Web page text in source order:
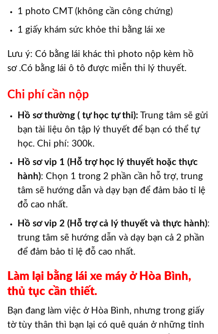
1 photo CMT (không cần công chứng)
1 giấy khám sức khỏe thi bằng lái xe
Lưu ý: Có bằng lái khác thì photo nộp kèm hồ
sơ .Có bằng lái ô tô được miễn thi lý thuyết.
Chi phí cần nộp
Hồ sơ thường ( tự học tự thi): Trung tâm sẽ gửi
bạn tài liệu ôn tập lý thuyết để bạn có thể tự
học. Chi phí: 300k.
Hồ sơ vip 1 (Hỗ trợ học lý thuyết hoặc thực
hành): Chọn 1 trong 2 phần cần hỗ trợ, trung
tâm sẽ hướng dẫn và dạy bạn để đảm bảo tỉ lệ
đỗ cao nhất.
Hồ sơ vip 2 (Hỗ trợ cả lý thuyết và thực hành):
trung tâm sẽ hướng dẫn và dạy bạn cả 2 phần
để đảm bảo tỉ lệ đỗ cao nhất.
Làm lại bằng lái xe máy ở Hòa Bình,
thủ tục cần thiết.
Bạn đang làm việc ở Hòa Bình, nhưng trong giấy
tờ tùy thân thì bạn lại có quê quán ở những tỉnh